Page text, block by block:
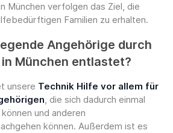
München verfolgen das Ziel, die
Familien zu erhalten.
Angehörige durch
München entlastet?
unsere Technik Hilfe vor allem für
, die sich dadurch einmal
und anderen
können. Außerdem ist es